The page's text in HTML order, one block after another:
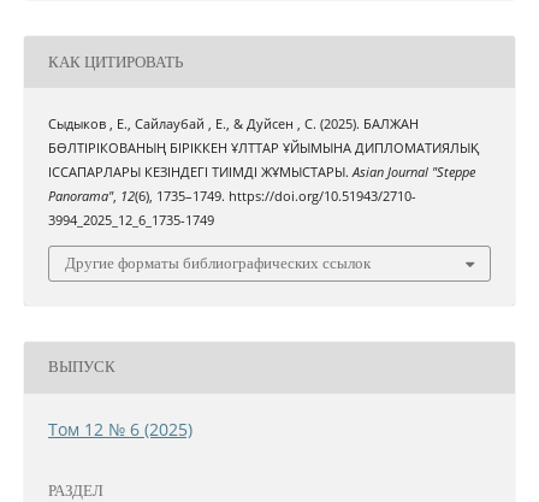
КАК ЦИТИРОВАТЬ
Сыдыков , Е., Сайлаубай , Е., & Дуйсен , С. (2025). БАЛЖАН
БӨЛТІРІКОВАНЫҢ БІРІККЕН ҰЛТТАР ҰЙЫМЫНА ДИПЛОМАТИЯЛЫҚ
ІССАПАРЛАРЫ КЕЗІНДЕГІ ТИІМДІ ЖҰМЫСТАРЫ.Asian Journal "Steppe
Panorama", 12(6), 1735–1749. https://doi.org/10.51943/2710-
3994_2025_12_6_1735-1749
Другие форматы библиографических ссылок
ВЫПУСК
Том 12 № 6 (2025)
РАЗДЕЛ